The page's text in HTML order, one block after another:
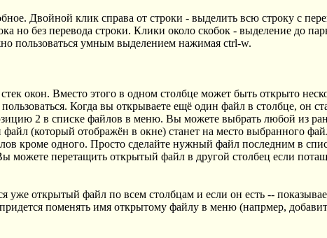
Двойной клик справа от строки - выделить всю строку с
но без перевода строки. Клики около скобок - выделение до
пользоваться умным выделением нажимая ctrl-w.
стек окон. Вместо этого в одном столбце может быть открыто
Когда вы открываете ещё один файл в столбце, он
2 в списке файлов в меню. Вы можете выбрать любой из
(который отображён в окне) станет на место выбранного
кроме одного. Просто сделайте нужный файл последним в
можете перетащить открытый файл в другой столбец если
уже открытый файл по всем столбцам и если он есть --
поменять имя открытому файлу в меню (напрмер,